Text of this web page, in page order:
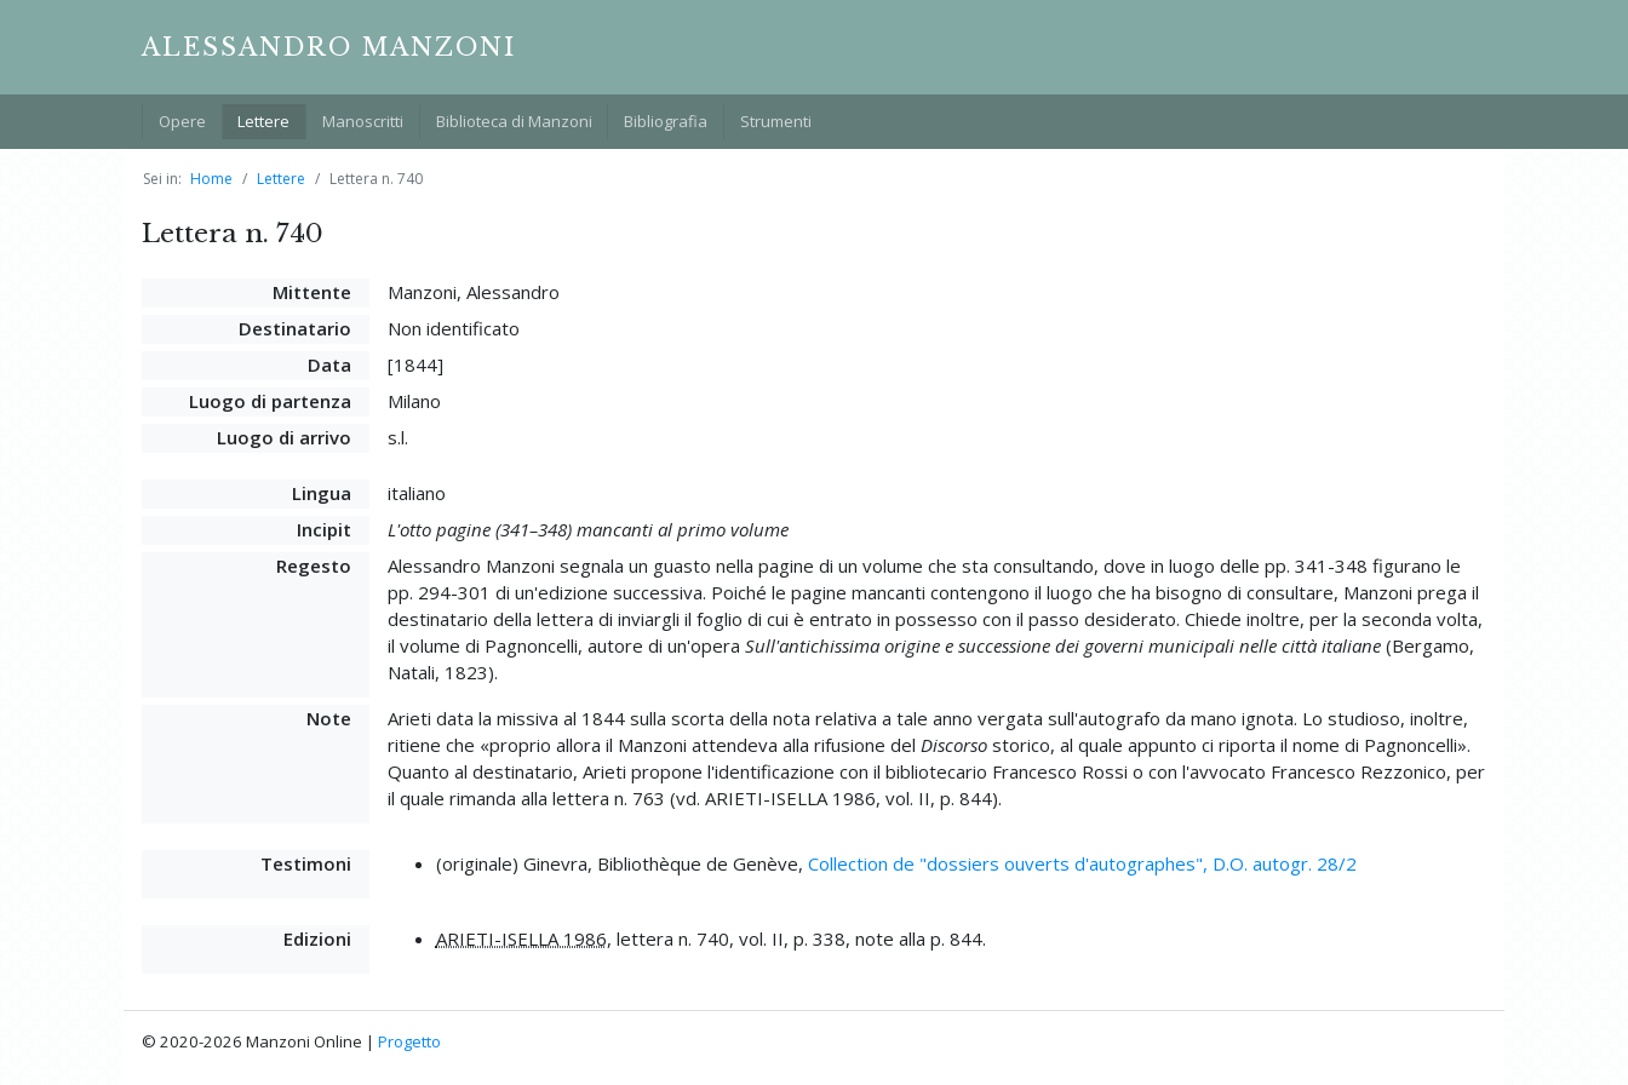
ALESSANDRO MANZONI
Opere Lettere Manoscritti Biblioteca di Manzoni Bibliografia Strumenti
Sei in: Home Lettere Lettera n. 740
Lettera n. 740
Mittente
Manzoni, Alessandro
Destinatario
Non identificato
Data
[1844]
Luogo di partenza
Milano
Luogo di arrivo
s.l.
Lingua
italiano
Incipit
L'otto pagine (341–348) mancanti al primo volume
Regesto
Alessandro Manzoni segnala un guasto nella pagine di un volume che sta consultando, dove in luogo delle pp. 341-348 figurano le
pp. 294-301 di un'edizione successiva. Poiché le pagine mancanti contengono il luogo che ha bisogno di consultare, Manzoni prega il
destinatario della lettera di inviargli il foglio di cui è entrato in possesso con il passo desiderato. Chiede inoltre, per la seconda volta,
il volume di Pagnoncelli, autore di un'opera Sull'antichissima origine e successione dei governi municipali nelle città italiane(Bergamo,
Natali, 1823).
Note
Arieti data la missiva al 1844 sulla scorta della nota relativa a tale anno vergata sull'autografo da mano ignota. Lo studioso, inoltre,
ritiene che «proprio allora il Manzoni attendeva alla rifusione del Discorsostorico, al quale appunto ci riporta il nome di Pagnoncelli».
Quanto al destinatario, Arieti propone l'identificazione con il bibliotecario Francesco Rossi o con l'avvocato Francesco Rezzonico, per
il quale rimanda alla lettera n. 763 (vd. ARIETI-ISELLA 1986, vol. II, p. 844).
Testimoni (originale) Ginevra, Bibliothèque de Genève, Collection de "dossiers ouverts d'autographes", D.O. autogr. 28/2
Edizioni ARIETI-ISELLA 1986, lettera n. 740, vol. II, p. 338, note alla p. 844.
© 2020-2026 Manzoni Online | Progetto